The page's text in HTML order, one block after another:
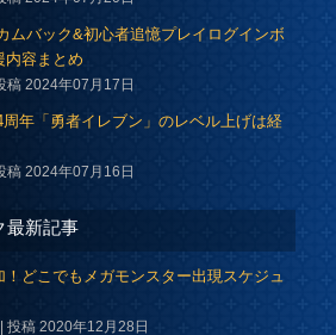
ムバック&初心者追憶プレイログインボ
内容まとめ
稿 2024年07月17日
周年「勇者イレブン」のレベル上げは経
稿 2024年07月16日
最新記事
どこでもメガモンスター出現スケジュ
投稿 2020年12月28日